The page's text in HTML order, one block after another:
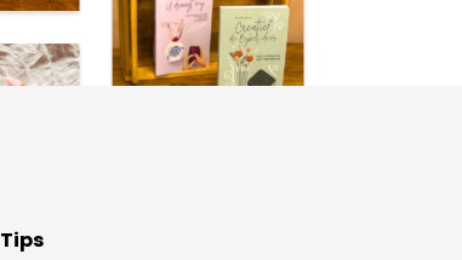
Tips